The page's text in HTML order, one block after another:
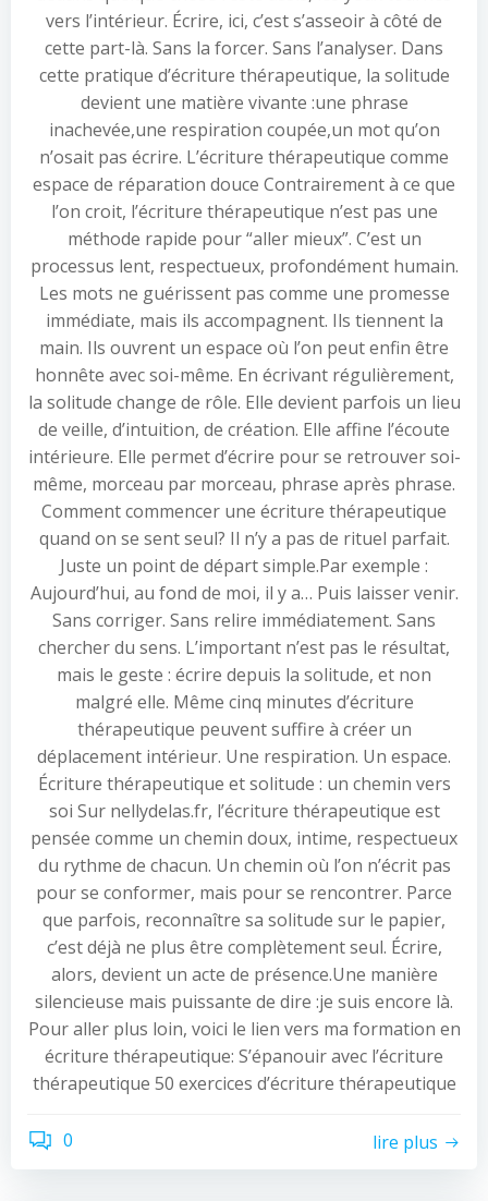
vers l’intérieur. Écrire, ici, c’est s’asseoir à côté de
cette part-là. Sans la forcer. Sans l’analyser. Dans
cette pratique d’écriture thérapeutique, la solitude
devient une matière vivante :une phrase
inachevée,une respiration coupée,un mot qu’on
n’osait pas écrire. L’écriture thérapeutique comme
espace de réparation douce Contrairement à ce que
l’on croit, l’écriture thérapeutique n’est pas une
méthode rapide pour “aller mieux”. C’est un
processus lent, respectueux, profondément humain.
Les mots ne guérissent pas comme une promesse
immédiate, mais ils accompagnent. Ils tiennent la
main. Ils ouvrent un espace où l’on peut enfin être
honnête avec soi-même. En écrivant régulièrement,
la solitude change de rôle. Elle devient parfois un lieu
de veille, d’intuition, de création. Elle affine l’écoute
intérieure. Elle permet d’écrire pour se retrouver soi-
même, morceau par morceau, phrase après phrase.
Comment commencer une écriture thérapeutique
quand on se sent seul? Il n’y a pas de rituel parfait.
Juste un point de départ simple.Par exemple :
Aujourd’hui, au fond de moi, il y a… Puis laisser venir.
Sans corriger. Sans relire immédiatement. Sans
chercher du sens. L’important n’est pas le résultat,
mais le geste : écrire depuis la solitude, et non
malgré elle. Même cinq minutes d’écriture
thérapeutique peuvent suffire à créer un
déplacement intérieur. Une respiration. Un espace.
Écriture thérapeutique et solitude : un chemin vers
soi Sur nellydelas.fr, l’écriture thérapeutique est
pensée comme un chemin doux, intime, respectueux
du rythme de chacun. Un chemin où l’on n’écrit pas
pour se conformer, mais pour se rencontrer. Parce
que parfois, reconnaître sa solitude sur le papier,
c’est déjà ne plus être complètement seul. Écrire,
alors, devient un acte de présence.Une manière
silencieuse mais puissante de dire :je suis encore là.
Pour aller plus loin, voici le lien vers ma formation en
écriture thérapeutique: S’épanouir avec l’écriture
thérapeutique 50 exercices d’écriture thérapeutique
0 lire plus